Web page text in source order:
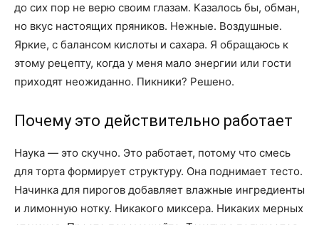
до сих пор не верю своим глазам. Казалось бы, обман,
но вкус настоящих пряников. Нежные. Воздушные.
Яркие, с балансом кислоты и сахара. Я обращаюсь к
этому рецепту, когда у меня мало энергии или гости
приходят неожиданно. Пикники? Решено.
Почему это действительно работает
Наука — это скучно. Это работает, потому что смесь
для торта формирует структуру. Она поднимает тесто.
Начинка для пирогов добавляет влажные ингредиенты
и лимонную нотку. Никакого миксера. Никаких мерных